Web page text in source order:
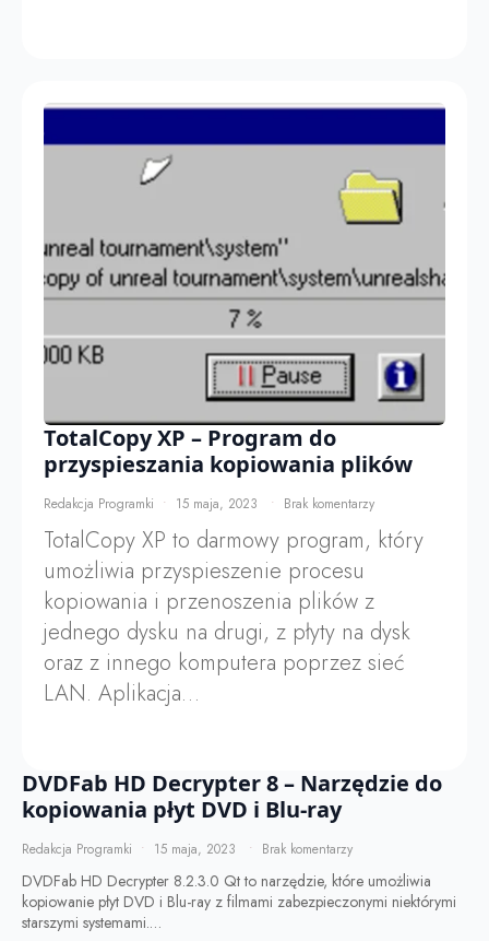
TotalCopy XP – Program do
przyspieszania kopiowania plików
Redakcja Programki 15 maja, 2023 Brak komentarzy
TotalCopy XP to darmowy program, który
umożliwia przyspieszenie procesu
kopiowania i przenoszenia plików z
jednego dysku na drugi, z płyty na dysk
oraz z innego komputera poprzez sieć
LAN. Aplikacja…
DVDFab HD Decrypter 8 – Narzędzie do
kopiowania płyt DVD i Blu-ray
Redakcja Programki 15 maja, 2023 Brak komentarzy
DVDFab HD Decrypter 8.2.3.0 Qt to narzędzie, które umożliwia
kopiowanie płyt DVD i Blu-ray z filmami zabezpieczonymi niektórymi
starszymi systemami.…